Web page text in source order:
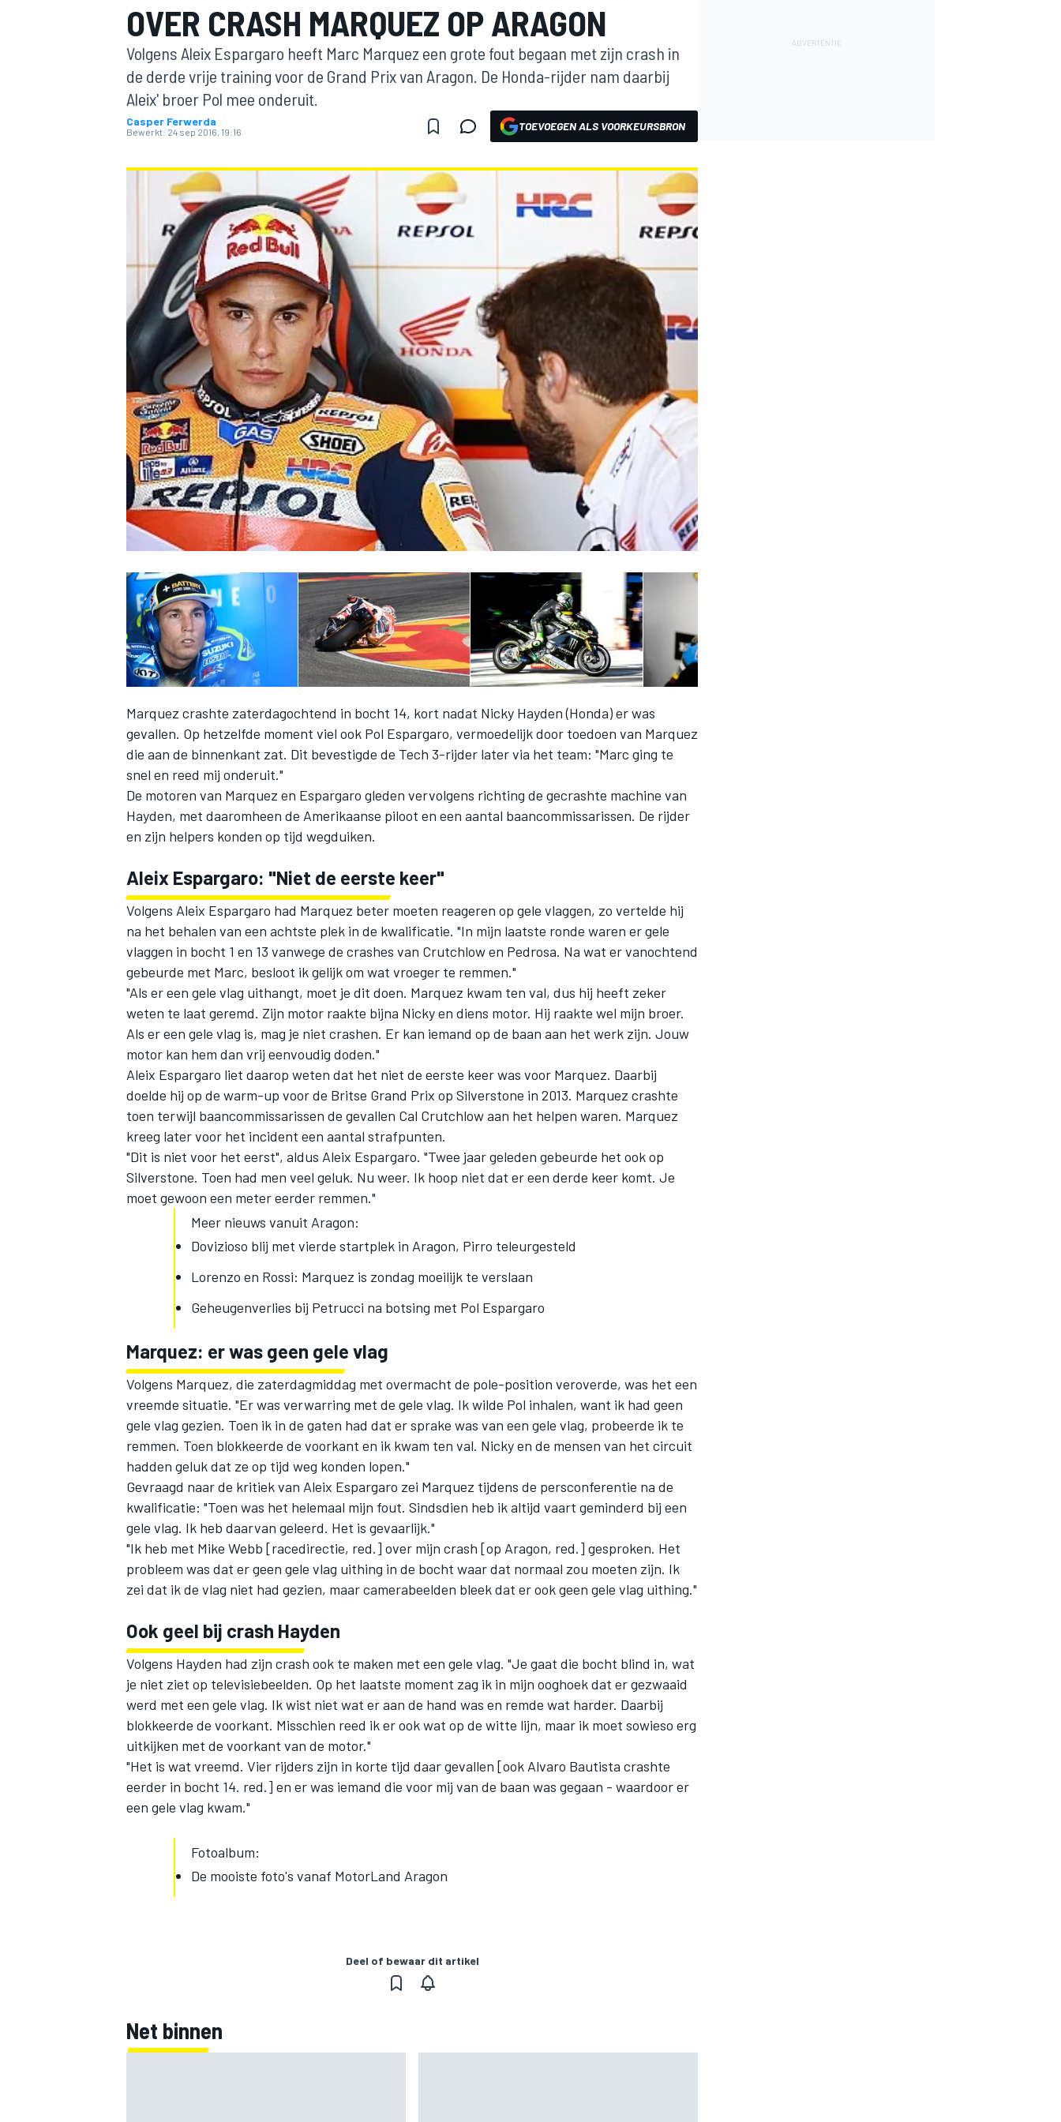
MOTOGP
INDYCAR
WEC DTM
OVER CRASH MARQUEZ OP ARAGON
Volgens Aleix Espargaro heeft Marc Marquez een grote fout begaan met zijn crash in
de derde vrije training voor de Grand Prix van Aragon. De Honda-rijder nam daarbij
Aleix' broer Pol mee onderuit.
Casper Ferwerda
Bewerkt: 24 sep 2016, 19:16 TOEVOEGEN ALS VOORKEURSBRON
Marquez crashte zaterdagochtend in bocht 14, kort nadat Nicky Hayden (Honda) er was
gevallen. Op hetzelfde moment viel ook Pol Espargaro, vermoedelijk door toedoen van Marquez
die aan de binnenkant zat. Dit bevestigde de Tech 3-rijder later via het team: "Marc ging te
snel en reed mij onderuit."
De motoren van Marquez en Espargaro gleden vervolgens richting de gecrashte machine van
Hayden, met daaromheen de Amerikaanse piloot en een aantal baancommissarissen. De rijder
en zijn helpers konden op tijd wegduiken.
Aleix Espargaro: "Niet de eerste keer"
Volgens Aleix Espargaro had Marquez beter moeten reageren op gele vlaggen, zo vertelde hij
na het behalen van een achtste plek in de kwalificatie. "In mijn laatste ronde waren er gele
vlaggen in bocht 1 en 13 vanwege de crashes van Crutchlow en Pedrosa. Na wat er vanochtend
gebeurde met Marc, besloot ik gelijk om wat vroeger te remmen."
"Als er een gele vlag uithangt, moet je dit doen. Marquez kwam ten val, dus hij heeft zeker
weten te laat geremd. Zijn motor raakte bijna Nicky en diens motor. Hij raakte wel mijn broer.
Als er een gele vlag is, mag je niet crashen. Er kan iemand op de baan aan het werk zijn. Jouw
motor kan hem dan vrij eenvoudig doden."
Aleix Espargaro liet daarop weten dat het niet de eerste keer was voor Marquez. Daarbij
doelde hij op de warm-up voor de Britse Grand Prix op Silverstone in 2013. Marquez crashte
toen terwijl baancommissarissen de gevallen Cal Crutchlow aan het helpen waren. Marquez
kreeg later voor het incident een aantal strafpunten.
"Dit is niet voor het eerst", aldus Aleix Espargaro. "Twee jaar geleden gebeurde het ook op
Silverstone. Toen had men veel geluk. Nu weer. Ik hoop niet dat er een derde keer komt. Je
moet gewoon een meter eerder remmen."
Meer nieuws vanuit Aragon:
Dovizioso blij met vierde startplek in Aragon, Pirro teleurgesteld
Lorenzo en Rossi: Marquez is zondag moeilijk te verslaan
Geheugenverlies bij Petrucci na botsing met Pol Espargaro
Marquez: er was geen gele vlag
Volgens Marquez, die zaterdagmiddag met overmacht de pole-position veroverde, was het een
vreemde situatie. "Er was verwarring met de gele vlag. Ik wilde Pol inhalen, want ik had geen
gele vlag gezien. Toen ik in de gaten had dat er sprake was van een gele vlag, probeerde ik te
remmen. Toen blokkeerde de voorkant en ik kwam ten val. Nicky en de mensen van het circuit
hadden geluk dat ze op tijd weg konden lopen."
Gevraagd naar de kritiek van Aleix Espargaro zei Marquez tijdens de persconferentie na de
kwalificatie: "Toen was het helemaal mijn fout. Sindsdien heb ik altijd vaart geminderd bij een
gele vlag. Ik heb daarvan geleerd. Het is gevaarlijk."
"Ik heb met Mike Webb [racedirectie, red.] over mijn crash [op Aragon, red.] gesproken. Het
probleem was dat er geen gele vlag uithing in de bocht waar dat normaal zou moeten zijn. Ik
zei dat ik de vlag niet had gezien, maar camerabeelden bleek dat er ook geen gele vlag uithing."
Ook geel bij crash Hayden
Volgens Hayden had zijn crash ook te maken met een gele vlag. "Je gaat die bocht blind in, wat
je niet ziet op televisiebeelden. Op het laatste moment zag ik in mijn ooghoek dat er gezwaaid
werd met een gele vlag. Ik wist niet wat er aan de hand was en remde wat harder. Daarbij
blokkeerde de voorkant. Misschien reed ik er ook wat op de witte lijn, maar ik moet sowieso erg
uitkijken met de voorkant van de motor."
"Het is wat vreemd. Vier rijders zijn in korte tijd daar gevallen [ook Alvaro Bautista crashte
eerder in bocht 14. red.] en er was iemand die voor mij van de baan was gegaan - waardoor er
een gele vlag kwam."
Fotoalbum:
De mooiste foto's vanaf MotorLand Aragon
Deel of bewaar dit artikel
Net binnen